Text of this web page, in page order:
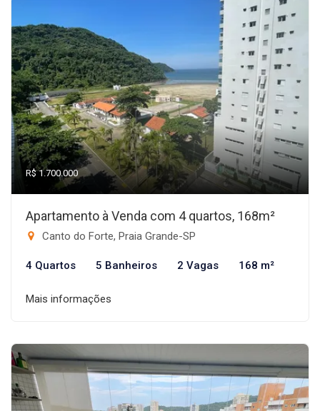
R$ 1.700.000
Apartamento à Venda com 4 quartos, 168m²
Canto do Forte, Praia Grande-SP
4 Quartos 5 Banheiros 2 Vagas 168 m²
Mais informações